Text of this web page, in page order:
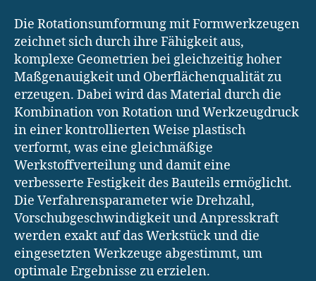
Die Rotationsumformung mit Formwerkzeugen
zeichnet sich durch ihre Fähigkeit aus,
komplexe Geometrien bei gleichzeitig hoher
Maßgenauigkeit und Oberflächenqualität zu
erzeugen. Dabei wird das Material durch die
Kombination von Rotation und Werkzeugdruck
in einer kontrollierten Weise plastisch
verformt, was eine gleichmäßige
Werkstoffverteilung und damit eine
verbesserte Festigkeit des Bauteils ermöglicht.
Die Verfahrensparameter wie Drehzahl,
Vorschubgeschwindigkeit und Anpresskraft
werden exakt auf das Werkstück und die
eingesetzten Werkzeuge abgestimmt, um
optimale Ergebnisse zu erzielen.